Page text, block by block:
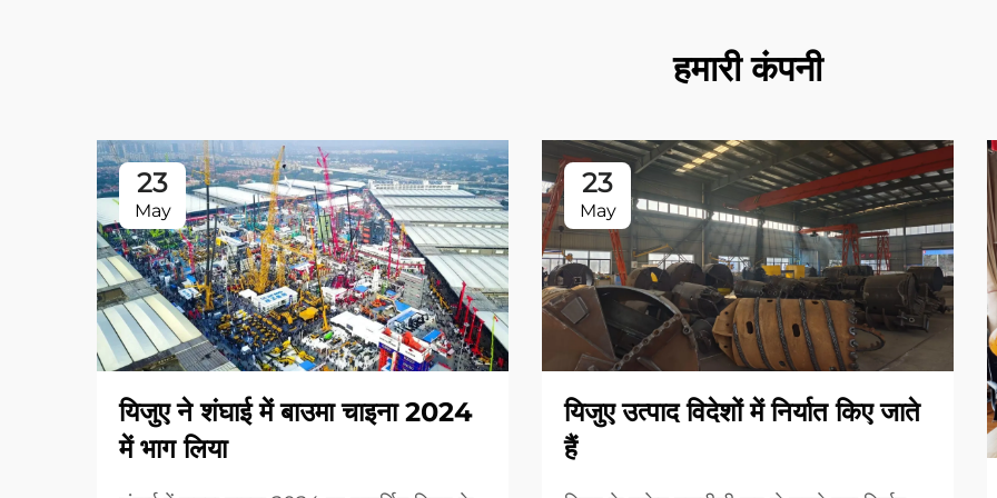
हमारी कंपनी
23
May
यिजुए ने शंघाई में बाउमा चाइना 2024
में भाग लिया
23
May
यिजुए उत्पाद विदेशों में निर्यात किए जाते
हैं